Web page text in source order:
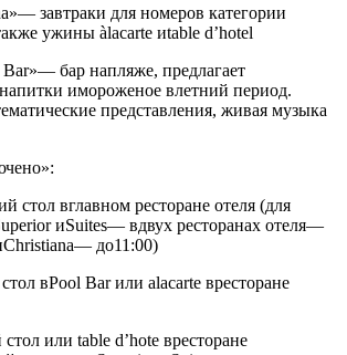
— завтраки для номеров категории
ужины àlacarte иtable d’hotel
— бар напляже, предлагает
имороженое влетний период.
представления, живая музыка
стол вглавном ресторане отеля (для
иSuites— вдвух ресторанах отеля—
до11:00)
вPool Bar или alacarte вресторане
или table d’hote вресторане